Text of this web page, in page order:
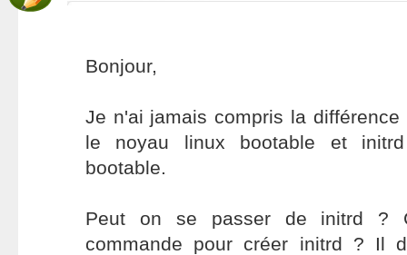
Bonjour,
Je n'ai jamais compris la
le noyau linux bootable et
bootable.
Peut on se passer de initrd ?
commande pour créer initrd ? Il